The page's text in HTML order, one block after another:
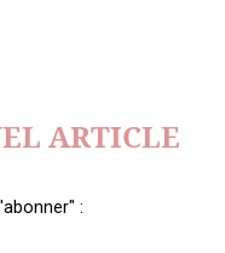
ARTICLE
: